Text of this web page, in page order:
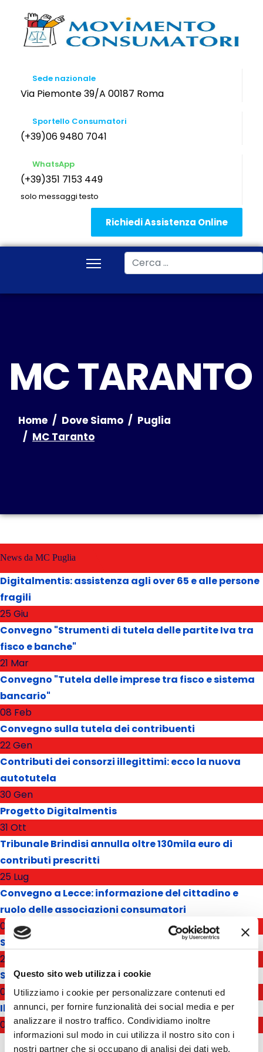
Questo sito web utilizza i cookie
Utilizziamo i cookie per personalizzare contenuti ed
annunci, per fornire funzionalità dei social media e per
analizzare il nostro traffico. Condividiamo inoltre
informazioni sul modo in cui utilizza il nostro sito con i
nostri partner che si occupano di analisi dei dati web,
Sede nazionale
Via Piemonte 39/A 00187 Roma
Sportello Consumatori
(+39)06 9480 7041
WhatsApp
(+39)351 7153 449
solo messaggi testo
Richiedi Assistenza Online
Cerca
MC TARANTO
Home Dove Siamo
Puglia
MC Taranto
News da MC Puglia
Digitalmentis: assistenza agli over 65 e alle persone
fragili
25 Giu
Convegno "Strumenti di tutela delle partite Iva tra
fisco e banche"
21 Mar
Convegno "Tutela delle imprese tra fisco e sistema
bancario"
08 Feb
Convegno sulla tutela dei contribuenti
22 Gen
Contributi dei consorzi illegittimi: ecco la nuova
autotutela
30 Gen
Progetto Digitalmentis
31 Ott
Tribunale Brindisi annulla oltre 130mila euro di
contributi prescritti
25 Lug
Convegno a Lecce: informazione del cittadino e
ruolo delle associazioni consumatori
05 Apr
Sei sovraindebitato?
27 Gen
Se INPS perde la causa deve pagare spese
06 Gen
Il 5 Gennaio in Puglia iniziano i saldi
03 Gen